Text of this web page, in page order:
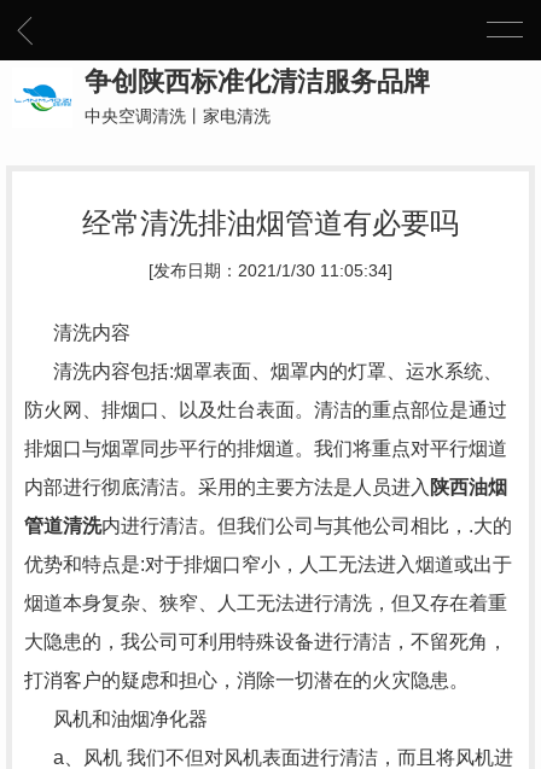
争创陕西标准化清洁服务品牌
中央空调清洗丨家电清洗
经常清洗排油烟管道有必要吗
[发布日期：2021/1/30 11:05:34]
清洗内容
清洗内容包括:烟罩表面、烟罩内的灯罩、运水系统、
防火网、排烟口、以及灶台表面。清洁的重点部位是通过
排烟口与烟罩同步平行的排烟道。我们将重点对平行烟道
内部进行彻底清洁。采用的主要方法是人员进入 陕西油烟
管道清洗内进行清洁。但我们公司与其他公司相比，.大的
优势和特点是:对于排烟口窄小，人工无法进入烟道或出于
烟道本身复杂、狭窄、人工无法进行清洗，但又存在着重
大隐患的，我公司可利用特殊设备进行清洁，不留死角，
打消客户的疑虑和担心，消除一切潜在的火灾隐患。
风机和油烟净化器
a、风机 我们不但对风机表面进行清洁，而且将风机进